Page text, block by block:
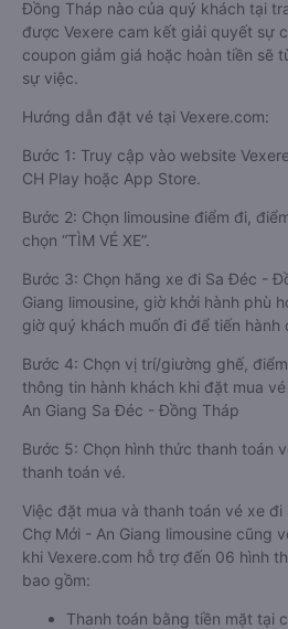
Đồng Tháp nào của quý khách tại
được Vexere cam kết giải quyết sự
coupon giảm giá hoặc hoàn tiền sẽ
sự việc.
Hướng dẫn đặt vé tại Vexere.com:
Bước 1: Truy cập vào website
CH Play hoặc App Store.
Bước 2: Chọn limousine điểm đi,
chọn “TÌM VÉ XE”.
Bước 3: Chọn hãng xe đi Sa Đéc -
Giang limousine, giờ khởi hành phù
giờ quý khách muốn đi để tiến hành
Bước 4: Chọn vị trí/giường ghế,
thông tin hành khách khi đặt mua
An Giang Sa Đéc - Đồng Tháp
Bước 5: Chọn hình thức thanh toán
thanh toán vé.
Việc đặt mua và thanh toán vé xe
Chợ Mới - An Giang limousine cũng
khi Vexere.com hỗ trợ đến 06 hình
bao gồm:
Thanh toán bằng tiền mặt tại